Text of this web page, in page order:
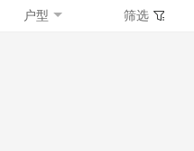
户型 筛选